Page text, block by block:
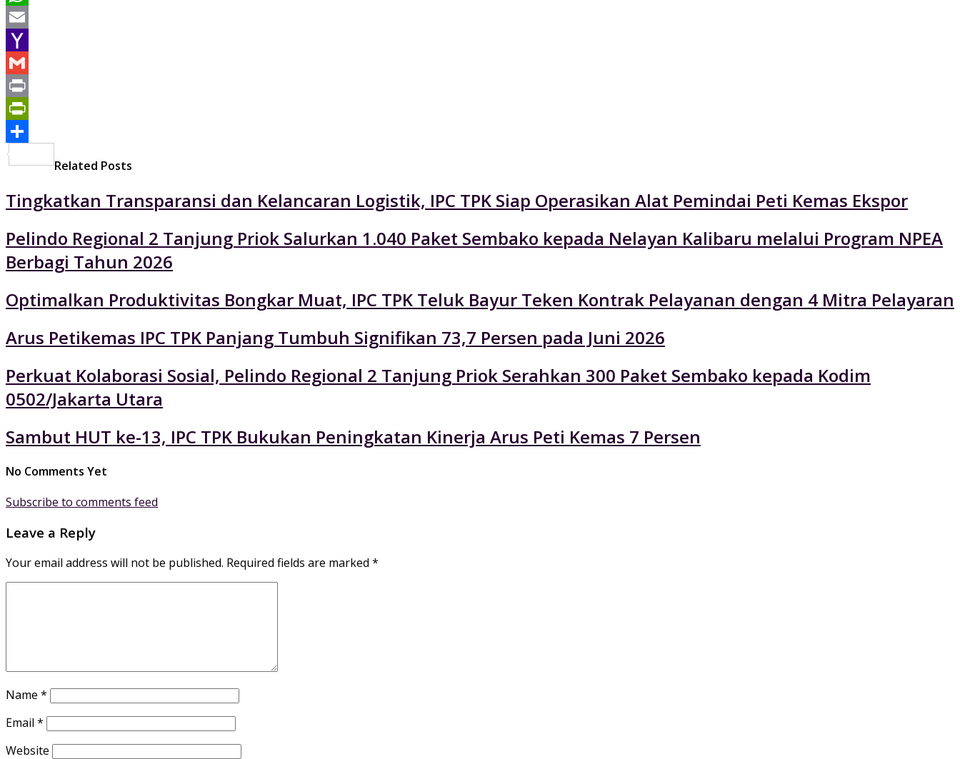
WhatsApp
Email
Yahoo
Mail
Gmail
Print
PrintFriendly
Related Posts
Tingkatkan Transparansi dan Kelancaran Logistik, IPC TPK Siap Operasikan Alat Pemindai Peti Kemas Ekspor
Pelindo Regional 2 Tanjung Priok Salurkan 1.040 Paket Sembako kepada Nelayan Kalibaru melalui Program NPEA
Berbagi Tahun 2026
Optimalkan Produktivitas Bongkar Muat, IPC TPK Teluk Bayur Teken Kontrak Pelayanan dengan 4 Mitra Pelayaran
Arus Petikemas IPC TPK Panjang Tumbuh Signifikan 73,7 Persen pada Juni 2026
Perkuat Kolaborasi Sosial, Pelindo Regional 2 Tanjung Priok Serahkan 300 Paket Sembako kepada Kodim
0502/Jakarta Utara
Sambut HUT ke-13, IPC TPK Bukukan Peningkatan Kinerja Arus Peti Kemas 7 Persen
No Comments Yet
Subscribe to comments feed
Leave a Reply
Your email address will not be published. Required fields are marked *
Name *
Email *
Website